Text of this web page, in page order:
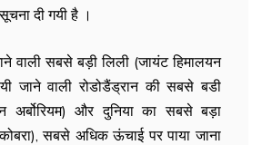
दी गयी है ।
वाली सबसे बड़ी लिली (जायंट ​हिमालयन
जाने वाली रोडोडैंड्रान की सबसे बडी
अर्बोरियम) और दुनिया का सबसे बड़ा
सबसे अधिक ऊंचाई पर पाया जाना